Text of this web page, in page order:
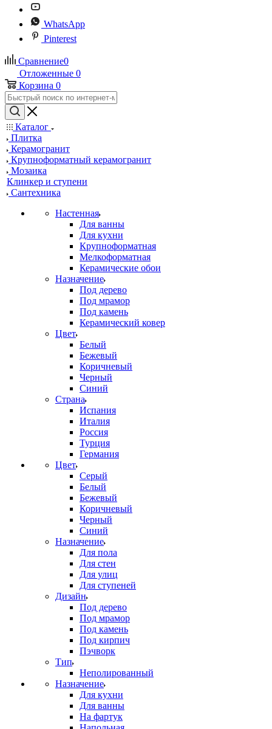
WhatsApp
Pinterest
Сравнение0
Отложенные 0
Корзина 0
Каталог
Плитка
Керамогранит
Крупноформатный керамогранит
Мозаика
Клинкер и ступени
Сантехника
Настенная
Для ванны
Для кухни
Крупноформатная
Мелкоформатная
Керамические обои
Назначение
Под дерево
Под мрамор
Под камень
Керамический ковер
Цвет
Белый
Бежевый
Коричневый
Черный
Синий
Страна
Испания
Италия
Россия
Турция
Германия
Цвет
Серый
Белый
Бежевый
Коричневый
Черный
Синий
Назначение
Для пола
Для стен
Для улиц
Для ступеней
Дизайн
Под дерево
Под мрамор
Под камень
Под кирпич
Пэчворк
Тип
Неполированный
Назначение
Для кухни
Для ванны
На фартук